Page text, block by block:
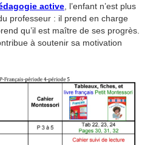
active , l’enfant n’est plus
professeur : il prend en charge
qu’il est maître de ses progrès.
à soutenir sa motivation